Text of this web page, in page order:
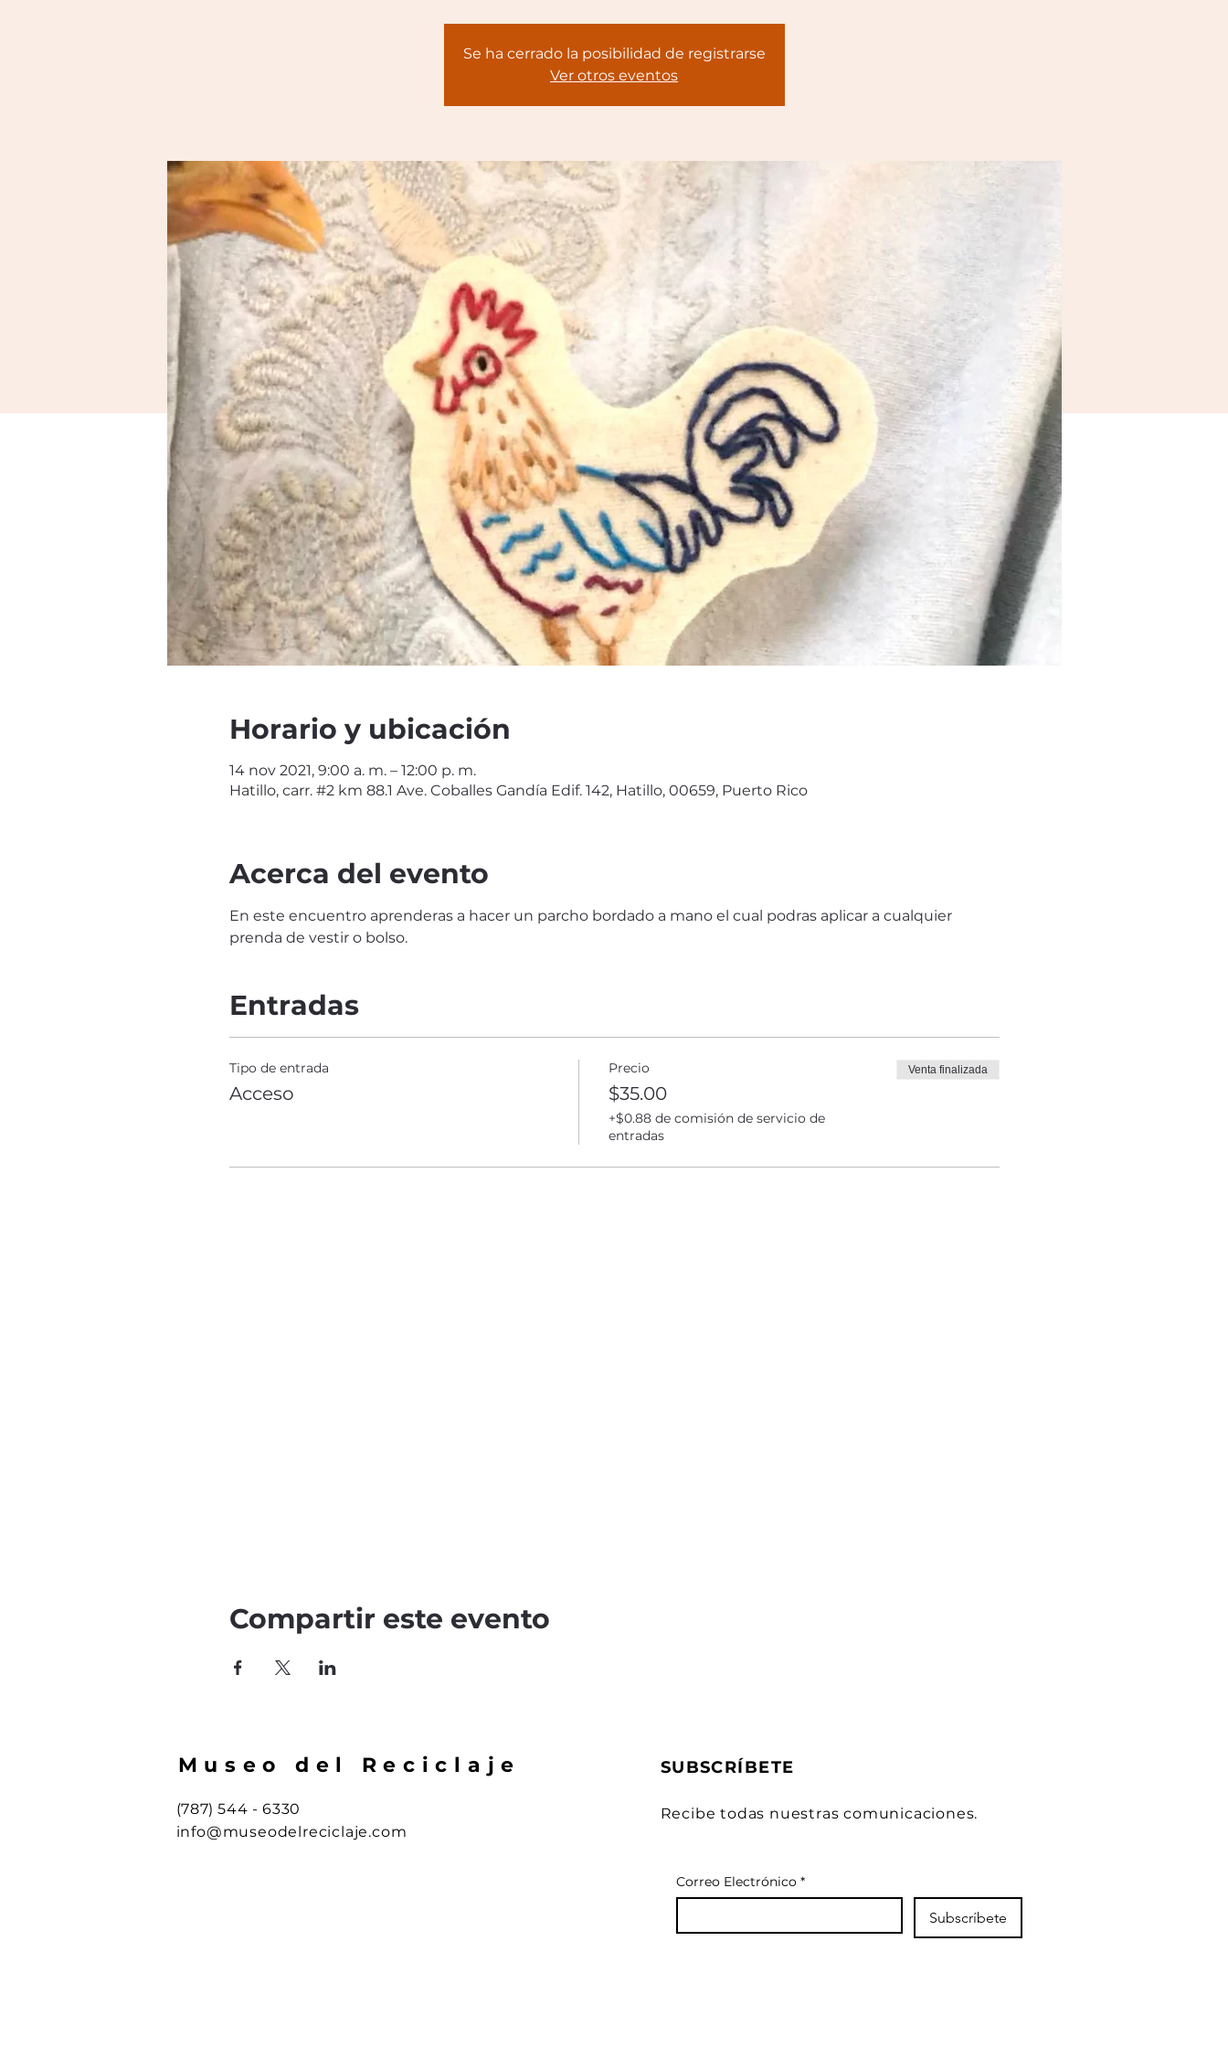
Se ha cerrado la posibilidad de registrarse
Ver otros eventos
Horario y ubicación
14 nov 2021, 9:00 a. m. – 12:00 p. m.
Hatillo, carr. #2 km 88.1 Ave. Coballes Gandía Edif. 142, Hatillo, 00659, Puerto Rico
Acerca del evento
En este encuentro aprenderas a hacer un parcho bordado a mano el cual podras aplicar a cualquier
prenda de vestir o bolso.
Entradas
Tipo de entrada
Acceso
Precio
$35.00
+$0.88 de comisión de servicio de
entradas
Venta finalizada
Compartir este evento
Museo del Reciclaje
(787) 544 - 6330
info@museodelreciclaje.com
SUBSCRÍBETE
Recibe todas nuestras comunicaciones.
Correo Electrónico *
Subscríbete